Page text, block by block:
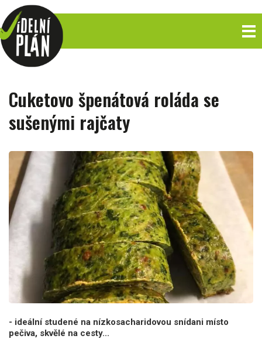
Cuketovo špenátová roláda se
sušenými rajčaty
- ideální studené na nízkosacharidovou snídani místo
pečiva, skvělé na cesty...